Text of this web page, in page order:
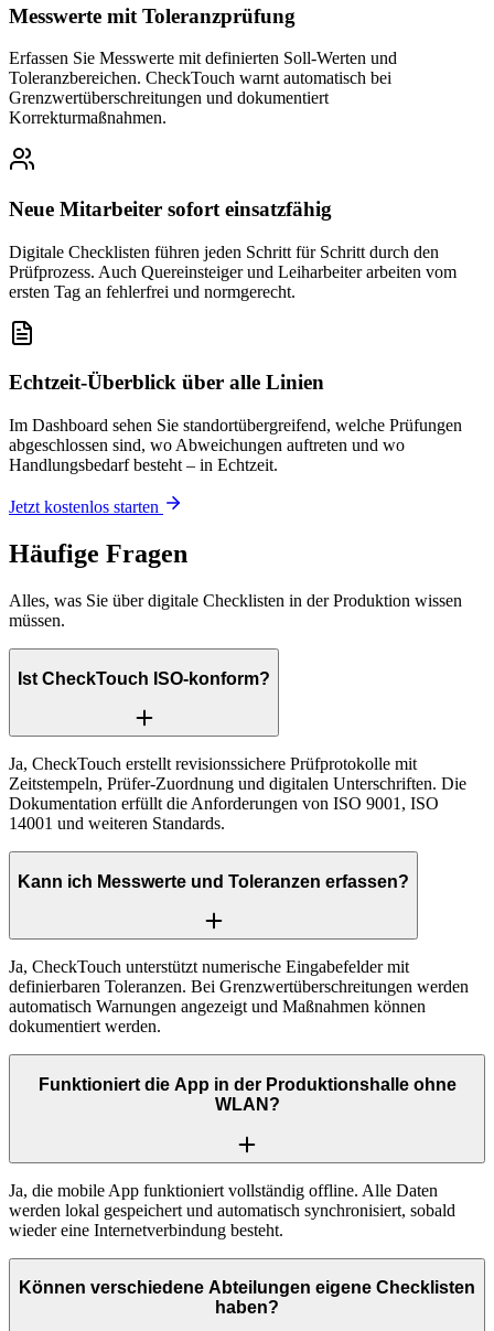
Messwerte mit Toleranzprüfung
Erfassen Sie Messwerte mit definierten Soll-Werten und
Toleranzbereichen. CheckTouch warnt automatisch bei
Grenzwertüberschreitungen und dokumentiert
Korrekturmaßnahmen.
Neue Mitarbeiter sofort einsatzfähig
Digitale Checklisten führen jeden Schritt für Schritt durch den
Prüfprozess. Auch Quereinsteiger und Leiharbeiter arbeiten vom
ersten Tag an fehlerfrei und normgerecht.
Echtzeit-Überblick über alle Linien
Im Dashboard sehen Sie standortübergreifend, welche Prüfungen
abgeschlossen sind, wo Abweichungen auftreten und wo
Handlungsbedarf besteht – in Echtzeit.
Jetzt kostenlos starten
Häufige Fragen
Alles, was Sie über digitale Checklisten in der Produktion wissen
müssen.
Ist CheckTouch ISO-konform?
Ja, CheckTouch erstellt revisionssichere Prüfprotokolle mit
Zeitstempeln, Prüfer-Zuordnung und digitalen Unterschriften. Die
Dokumentation erfüllt die Anforderungen von ISO 9001, ISO
14001 und weiteren Standards.
Kann ich Messwerte und Toleranzen erfassen?
Ja, CheckTouch unterstützt numerische Eingabefelder mit
definierbaren Toleranzen. Bei Grenzwertüberschreitungen werden
automatisch Warnungen angezeigt und Maßnahmen können
dokumentiert werden.
Funktioniert die App in der Produktionshalle ohne
WLAN?
Ja, die mobile App funktioniert vollständig offline. Alle Daten
werden lokal gespeichert und automatisch synchronisiert, sobald
wieder eine Internetverbindung besteht.
Können verschiedene Abteilungen eigene Checklisten
haben?